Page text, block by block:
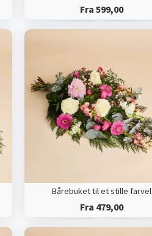
Fra 599,00
Bårebuket til et stille farvel
Fra 479,00